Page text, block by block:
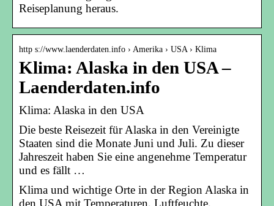
Reiseplanung heraus.
http s://www.laenderdaten.info › Amerika › USA › Klima
Klima: Alaska in den USA –
Laenderdaten.info
Klima: Alaska in den USA
Die beste Reisezeit für Alaska in den Vereinigte
Staaten sind die Monate Juni und Juli. Zu dieser
Jahreszeit haben Sie eine angenehme Temperatur
und es fällt …
Klima und wichtige Orte in der Region Alaska in
den USA mit Temperaturen, Luftfeuchte,